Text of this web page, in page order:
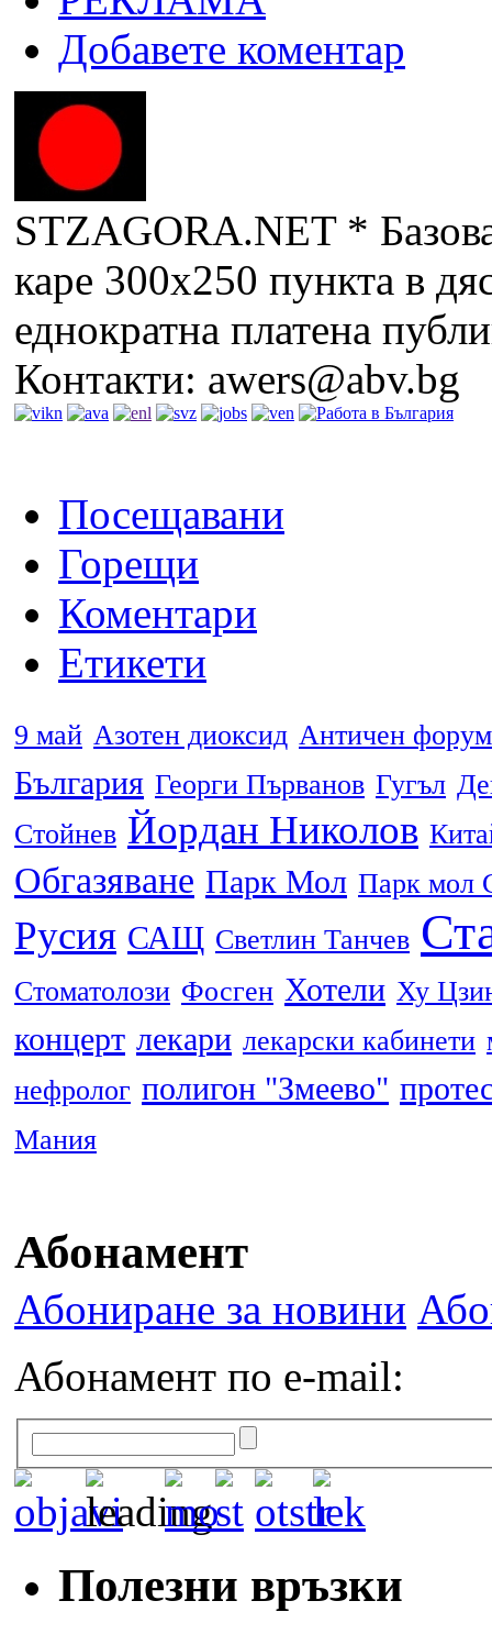
Добавете коментар
STZAGORA.NET *
каре 300х250 пункта в
еднократна платена
Контакти:
Посещавани
Горещи
Коментари
Етикети
9 май Азотен диоксид Античен форум
България Георги Първанов Гугъл
Стойнев Йордан Николов
Обгазяване Парк Мол Парк мол
Русия САЩ Светлин Танчев
Стоматолози Фосген Хотели Ху
концерт лекари лекарски кабинети
нефролог полигон "Змеево"
Мания
Абонамент
Абониране за новини
Абонамент по e-mail:
Полезни връзки